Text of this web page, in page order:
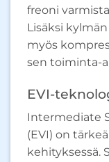
freoni
Lisäksi
myös
sen toiminta-
EVI-
Intermediate
(EVI) on
kehityksessä.